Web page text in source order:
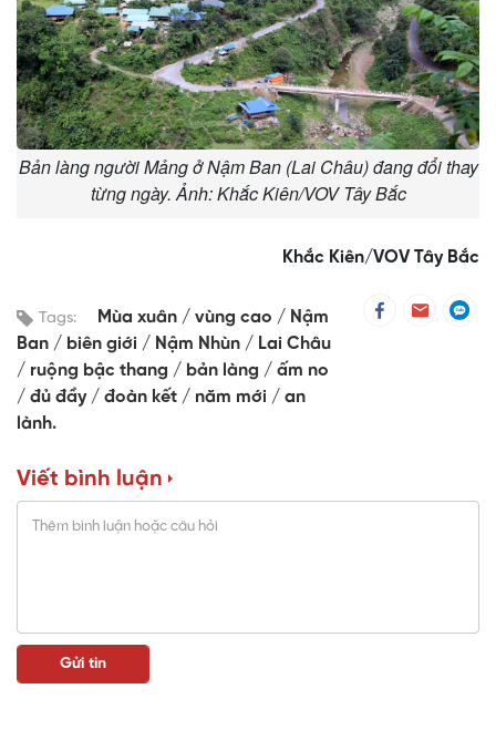
Bản làng người Mảng ở Nậm Ban (Lai Châu) đang đổi thay
từng ngày. Ảnh: Khắc Kiên/VOV Tây Bắc
Khắc Kiên/VOV Tây Bắc
Tags: Mùa xuân vùng cao
Nậm
Ban
biên giới Nậm Nhùn
Lai Châu
ruộng bậc thang
bản làng
ấm no
đủ đầy
đoàn kết năm mới
an
lành.
Viết bình luận